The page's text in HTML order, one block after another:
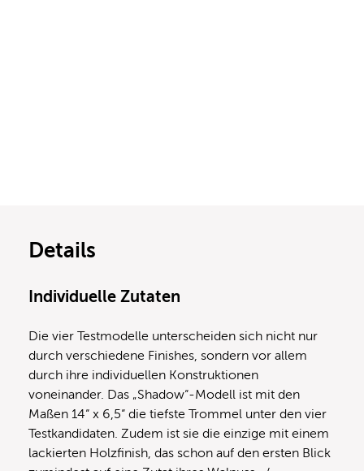
Details
Individuelle Zutaten
Die vier Testmodelle unterscheiden sich nicht nur
durch verschiedene Finishes, sondern vor allem
durch ihre individuellen Konstruktionen
voneinander. Das „Shadow“-Modell ist mit den
Maßen 14“ x 6,5“ die tiefste Trommel unter den vier
Testkandidaten. Zudem ist sie die einzige mit einem
lackierten Holzfinish, das schon auf den ersten Blick